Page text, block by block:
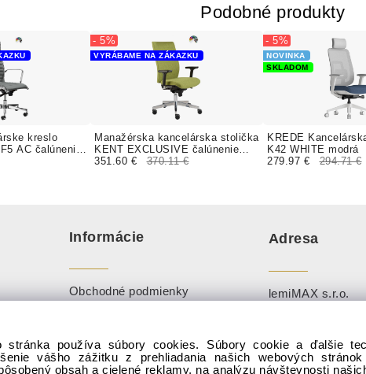
Podobné produkty
kreslo
AC čalúnenie
pravá koža
Manažérska kancelárska stolička
KENT EXCLUSIVE čalúnenie
BONDAI, BOMBAY, FORTIS
VYRÁBAME NA ZÁKAZKU
- 5%
351.60 € 370.11 €
KREDE
K42 WHITE modrá
NOVINKA
SKLADOM
- 5%
279.97 € 294.71 €
Informácie
Obchodné podmienky
Vzorkovníky
Oznámenie Slov. inšpekcie k
Adresa
lemiMAX s.r.o.
Po-Pi: 8:00 -
info@sadaj.sk)
stránka používa súbory cookies. Súbory cookie a ďalšie
vášho zážitku z prehliadania našich webových
obsah a cielené reklamy, na analýzu návštevnosti